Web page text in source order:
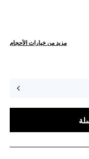
مزيد من خيارات الأحجام